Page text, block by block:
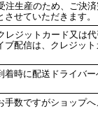
注生産のため、ご決
せていただきます。
ジットカード又は代
ブ配信は、クレジッ
着時に配送ドライバ
手数ですがショップ